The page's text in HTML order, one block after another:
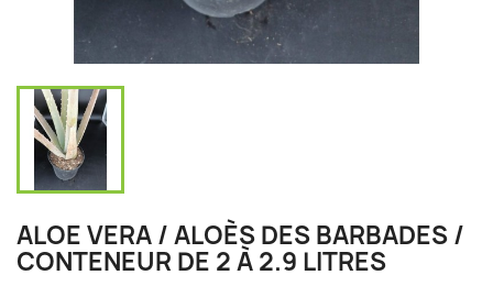
ALOE VERA / ALOÈS DES BARBADES /
CONTENEUR DE 2 À 2.9 LITRES